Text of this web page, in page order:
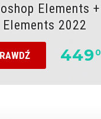
Elements
Elements 2022
449